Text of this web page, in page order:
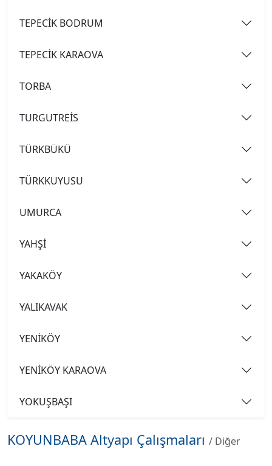
TEPECİK BODRUM
TEPECİK KARAOVA
TORBA
TURGUTREİS
TÜRKBÜKÜ
TÜRKKUYUSU
UMURCA
YAHŞİ
YAKAKÖY
YALIKAVAK
YENİKÖY
YENİKÖY KARAOVA
YOKUŞBAŞI
KOYUNBABA Altyapı Çalışmaları / Diğer